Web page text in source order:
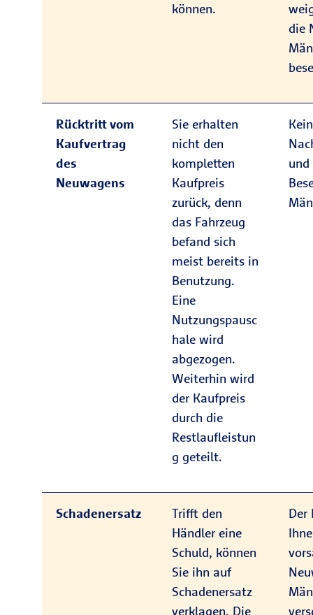
können.
die
Rücktritt vom
Kaufvertrag
des
Neuwagens
Sie erhalten
nicht den
kompletten
Kaufpreis
zurück, denn
das Fahrzeug
befand sich
meist bereits in
Benutzung.
Eine
Nutzungspausc
hale wird
abgezogen.
Weiterhin wird
der Kaufpreis
durch die
Restlaufleistun
g geteilt.
und
Schadenersatz
Trifft den
Händler eine
Schuld, können
Sie ihn auf
Schadenersatz
verklagen. Die
Der